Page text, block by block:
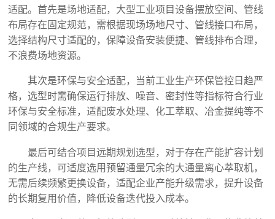
适配。首先是场地适配，大型工业项目设备摆放空间、管线
布局存在固定规范，需根据现场场地尺寸、管线接口布局，
选择结构尺寸适配的，保障设备安装便捷、管线排布合理，
不浪费场地资源。
其次是环保与安全适配，当前工业生产环保管控日趋严
格，选型时需确保运行排放、噪音、密封性等指标符合行业
环保与安全标准，适配废水处理、化工萃取、冶金提纯等不
同领域的合规生产要求。
最后可结合项目远期规划选型，对于存在产能扩容计划
的生产线，可适度选用预留通量冗余的大通量离心萃取机，
无需后续频繁更换设备，适配企业产能升级需求，提升设备
的长期复用价值，降低设备迭代投入成本。